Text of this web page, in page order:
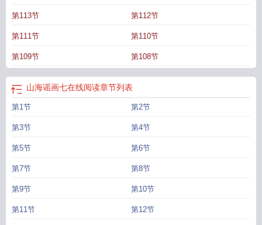
源山海谣txt百度 山海谣神帝一岁半免费观看 山海谣舞蹈视频完整版
七TXT山海谣歌词 山海谣楚南浔
七山海谣神帝一岁半全集免费阅读无弹山海谣全文免费阅读
度山海谣神帝一岁半免费播放山海谣王安宇
费阅读无弹窗山海谣by画七全文免费阅读山海谣画七全文山海谣画七番外山
海谣人鱼之歌好词好句
山海谣txt
歌山海谣神帝1-100集电视剧 山海谣人鱼之歌主要内容
第113节 第112节
第111节 第110节
第109节 第108节
山海谣画七在线阅读章节列表
第1节 第2节
第3节 第4节
第5节 第6节
第7节 第8节
第9节 第10节
第11节 第12节